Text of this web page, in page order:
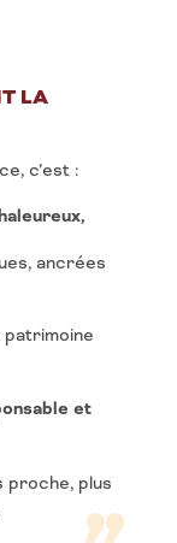
LA
c’est :
ancrées
et
proche, plus